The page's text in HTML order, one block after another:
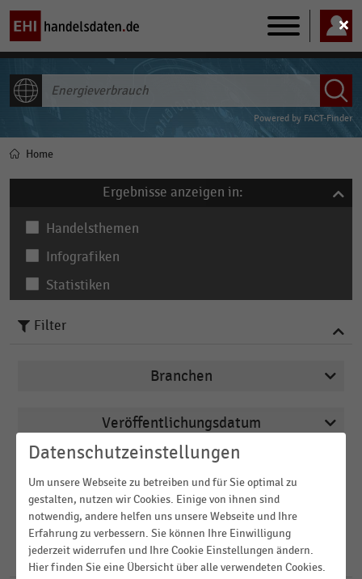
Main
navigation
Powered by FACT-Finder
Pfadnavigation
Home
Ergebnisse anzeigen in:
Handelsthemen
Infografiken
Statistiken
145Ergebnisse fürEnergieverbrauch
Filter
Branchen
Bau- und Heimwerkermärkte
Deutschsprachiger Einzelhandel
Einkaufsverhalten
Einkommen, Kaufkraft, Konsum,
Lebensbedingungen
Elektrofachhandel
Veröffentlichungsdatum
2026
2025
2024
2023
2022
Deutschland
D-A-CH-Region
FILTER ZURÜCKSETZEN
Datenschutzeinstellungen
Um unsere Webseite zu betreiben und für Sie optimal zu
gestalten, nutzen wir Cookies. Einige von ihnen sind
notwendig, andere helfen uns unsere Webseite und Ihre
Erfahrung zu verbessern. Sie können Ihre Einwilligung
jederzeit widerrufen und Ihre Cookie Einstellungen ändern.
Hier finden Sie eine Übersicht über alle verwendeten Cookies.